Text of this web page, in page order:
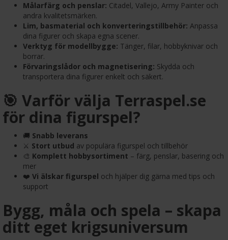
Målarfärg och penslar: Citadel, Vallejo, Army Painter och
andra kvalitetsmärken.
Lim, basmaterial och konverteringstillbehör: Anpassa
dina figurer och skapa egna scener.
Verktyg för modellbygge: Tänger, filar, hobbyknivar och
borrar.
Förvaringslådor och magnetisering: Skydda och
transportera dina figurer enkelt och säkert.
🎯 Varför välja Terraspel.se
för dina figurspel?
🚚 Snabb leverans
⚔️ Stort utbud av populära figurspel och tillbehör
🎨 Komplett hobbysortiment – färg, penslar, basering och
mer
❤️ Vi älskar figurspel och hjälper dig gärna med tips och
support
Bygg, måla och spela – skapa
ditt eget krigsuniversum